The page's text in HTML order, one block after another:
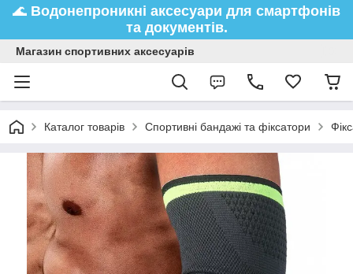
🌊 Водонепроникні аксесуари для смартфонів
та документів.
Магазин спортивних аксесуарів
Каталог товарів Спортивні бандажі та фіксатори